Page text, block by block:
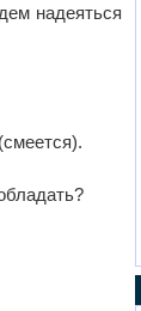
надеяться